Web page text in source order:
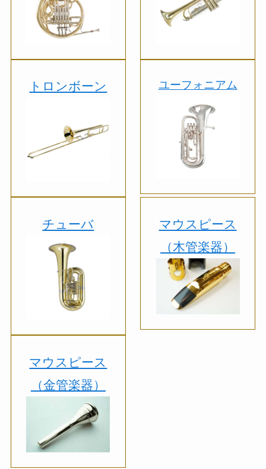
トロンボーン ユーフォニアム
チューバ
マウスピース
（木管楽器）
マウスピース
（金管楽器）